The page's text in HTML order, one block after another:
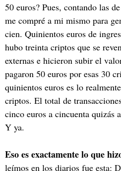
50 euros? Pues, contando las
me compré a mi mismo para
cien. Quinientos euros de
hubo treinta criptos que se
externas e hicieron subir el
pagaron 50 euros por esas 30
quinientos euros es lo
criptos. El total de
cinco euros a cincuenta quizás
Y ya.
Eso es exactamente lo que
leímos en los diarios fue esta: